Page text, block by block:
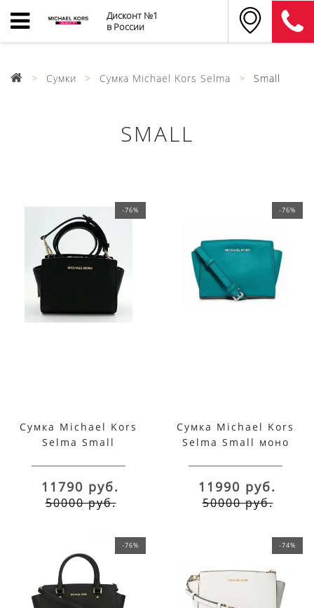
Дисконт №1
в России
Сумки Сумка Michael Kors Selma Small
SMALL
-76%
Сумка Michael Kors
Selma Small
11790 руб.
50000 руб.
-76%
Сумка Michael Kors
Selma Small моно
11990 руб.
50000 руб.
-76% -74%